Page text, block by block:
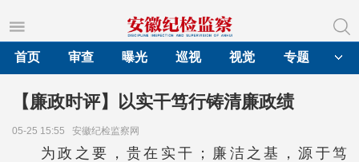
首页
审查 曝光 巡视 视觉 专题
【廉政时评】以实干笃行铸清廉政绩
05-25 15:55 安徽纪检监察网
为政之要，贵在实干；廉洁之基，源于笃